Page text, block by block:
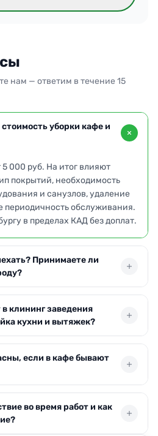
нам — ответим в течение 15
уборки кафе и
000 руб. На итог влияют
покрытий, необходимость
и санузлов, удаление
периодичность обслуживания.
в пределах КАД без доплат.
Принимаете ли
При срочной заявке
обращения по Санкт-
клининг заведения
кухни и вытяжек?
протирка поверхностей,
мойка полов и плинтусов.
у менеджера.
если в кафе бывают
без резкого запаха и
После уборки поверхности
во время работ и как